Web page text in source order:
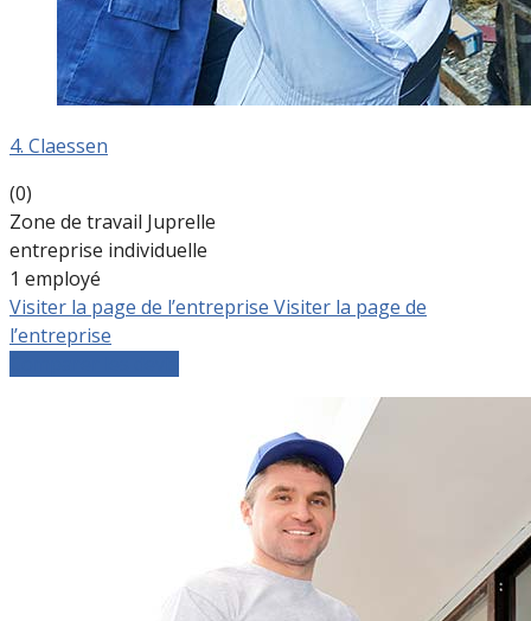
4. Claessen
(0)
Zone de travail Juprelle
entreprise individuelle
1 employé
Visiter la page de l’entreprise Visiter la page de
l’entreprise